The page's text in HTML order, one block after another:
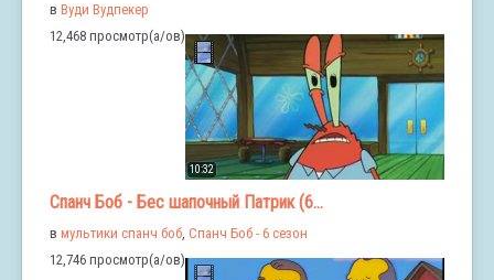
в Вуди Вудпекер
12,468 просмотр(а/ов)
10:32
Спанч Боб - Бес шапочный Патрик (6...
в мультики спанч боб Спанч Боб - 6 сезон
12,746 просмотр(а/ов)